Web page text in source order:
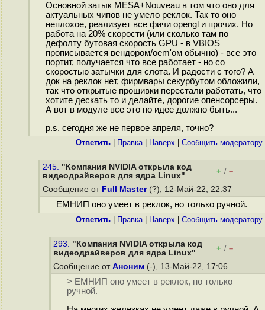
Основной затык MESA+Nouveau в том что оно для
актуальных чипов не умело реклок. Так то оно
неплохое, реализует все фичи opengl и прочих. Но
работа на 20% скорости (или сколько там по
дефолту бутовая скорость GPU - в VBIOS
прописывается вендором/oem'ом обычно) - все это
портит, получается что все работает - но со
скоростью затычки для слота. И радости с того? А
док на реклок нет, фирмвары секурбутом обложили,
так что открытые прошивки перестали работать, что
хотите дескать то и делайте, дорогие опенсорсеры.
А вот в модуле все это по идее должно быть...
p.s. сегодня же не первое апреля, точно?
Ответить Правка| Наверх Cообщить модератору
245. "Компания NVIDIA открыла код
видеодрайверов для ядра Linux"
+ / –
Сообщение от Full Master(?), 12-Май-22, 22:37
ЕМНИП оно умеет в реклок, но только ручной.
Ответить Правка| Наверх Cообщить модератору
293. "Компания NVIDIA открыла код
видеодрайверов для ядра Linux"
+ / –
Сообщение от Аноним (-), 13-Май-22, 17:06
> ЕМНИП оно умеет в реклок, но только
ручной.